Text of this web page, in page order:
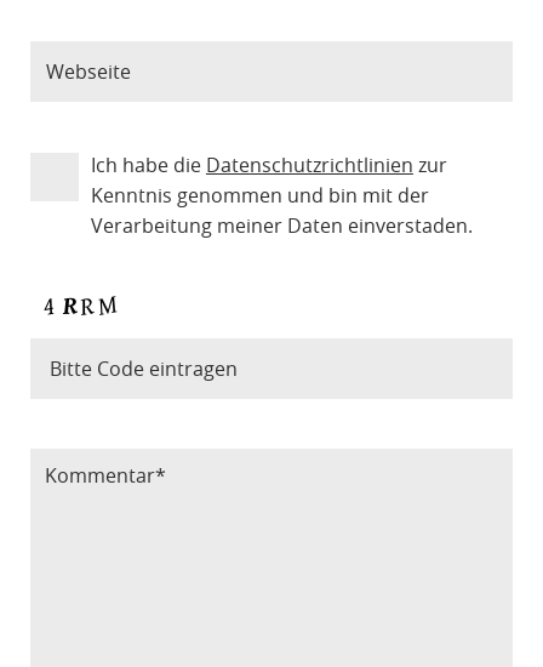
Ich habe die Datenschutzrichtlinien zur
Kenntnis genommen und bin mit der
Verarbeitung meiner Daten einverstaden.